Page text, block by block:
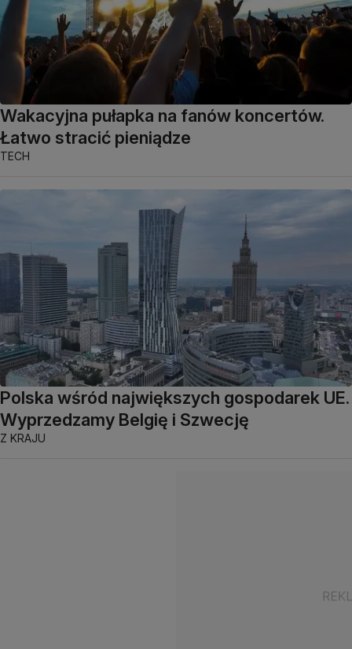
Wakacyjna pułapka na fanów koncertów.
Łatwo stracić pieniądze
TECH
Polska wśród największych gospodarek UE.
Wyprzedzamy Belgię i Szwecję
Z KRAJU